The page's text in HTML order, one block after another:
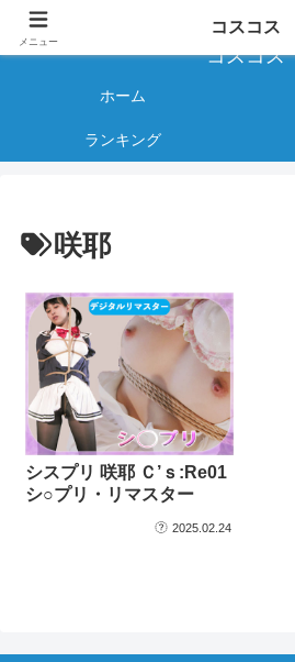
様々なジャンルのコスプレAVをご
コスコス
ホーム
ランキング
咲耶
シスプリ 咲耶 Ｃ’ｓ:Re01
シ○プリ・リマスター
2025.02.24
メニュー
コスコス